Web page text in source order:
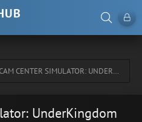
CENTER SIMULATOR: UNDERKINGDOM
UnderKingdom